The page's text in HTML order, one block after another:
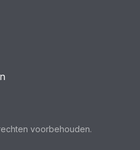
voorbehouden.